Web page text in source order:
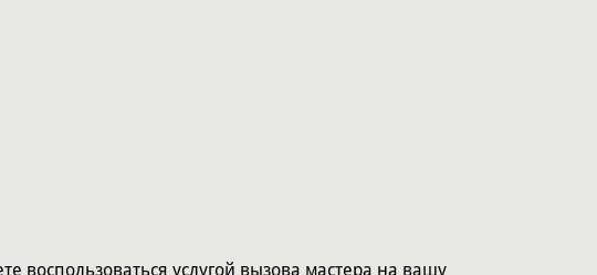
КОЛОНОК :
воспользоваться услугой вызова мастера на вашу